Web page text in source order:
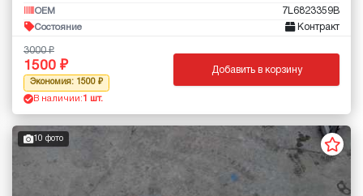
OEM 7L6823359B
Состояние Контракт
3000
1500
Экономия: 1500
В наличии: 1 шт.
Добавить в корзину
10 фото